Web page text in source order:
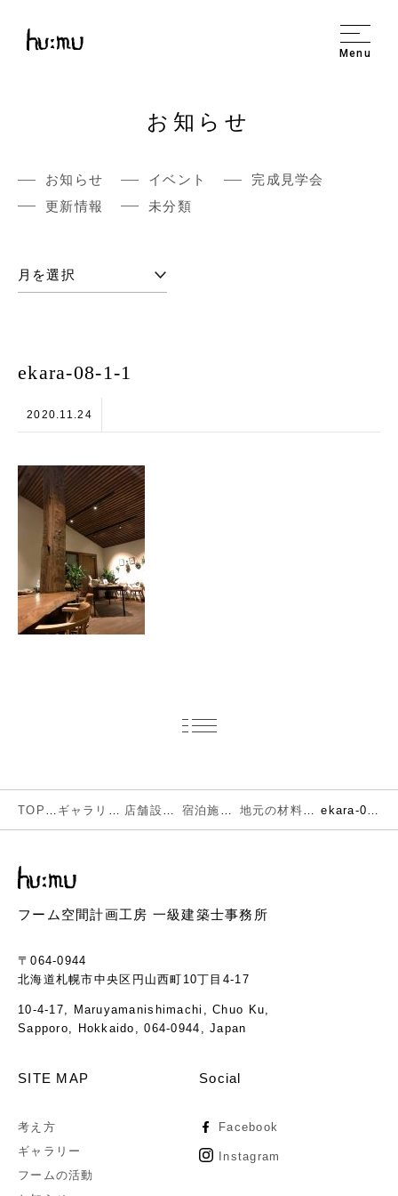
Menu
お知らせ
お知らせ イベント
完成見学会
更新情報
未分類
ekara-08-1-1
2020.11.24
フーム空間計画工房 一級建築士事務所
〒064-0944
北海道札幌市中央区円山西町10丁目4-17
10-4-17, Maruyamanishimachi, Chuo Ku,
Sapporo, Hokkaido, 064-0944, Japan
SITE MAP
考え方
ギャラリー
フームの活動
Social
Facebook
Instagram